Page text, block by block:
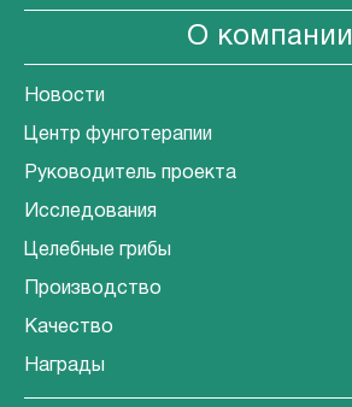
О компании
Новости
Центр фунготерапии
Руководитель проекта
Исследования
Целебные грибы
Производство
Качество
Награды